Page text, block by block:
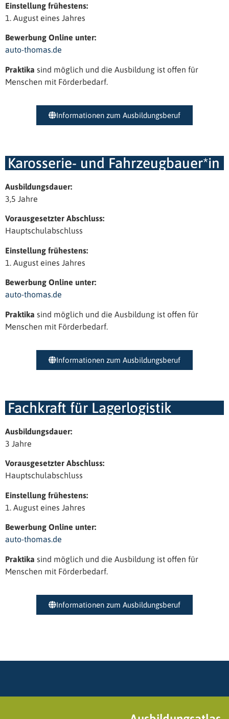
Einstellung frühestens:
1. August eines Jahres
Bewerbung Online unter:
auto-thomas.de
Praktika sind möglich und die Ausbildung ist offen für
Menschen mit Förderbedarf.
Informationen zum Ausbildungsberuf
Karosserie- und Fahrzeugbauer*in
Ausbildungsdauer:
3,5 Jahre
Vorausgesetzter Abschluss:
Hauptschulabschluss
Einstellung frühestens:
1. August eines Jahres
Bewerbung Online unter:
auto-thomas.de
Praktika sind möglich und die Ausbildung ist offen für
Menschen mit Förderbedarf.
Informationen zum Ausbildungsberuf
Fachkraft für Lagerlogistik
Ausbildungsdauer:
3 Jahre
Vorausgesetzter Abschluss:
Hauptschulabschluss
Einstellung frühestens:
1. August eines Jahres
Bewerbung Online unter:
auto-thomas.de
Praktika sind möglich und die Ausbildung ist offen für
Menschen mit Förderbedarf.
Informationen zum Ausbildungsberuf